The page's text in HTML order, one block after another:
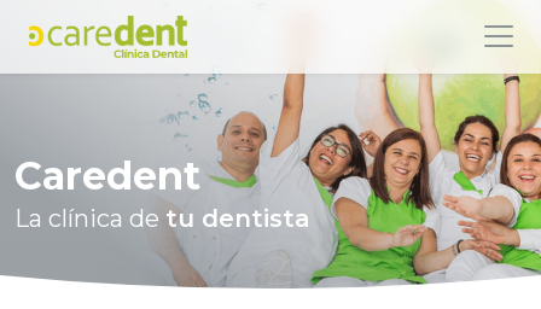
Caredent
La clínica de tu dentista